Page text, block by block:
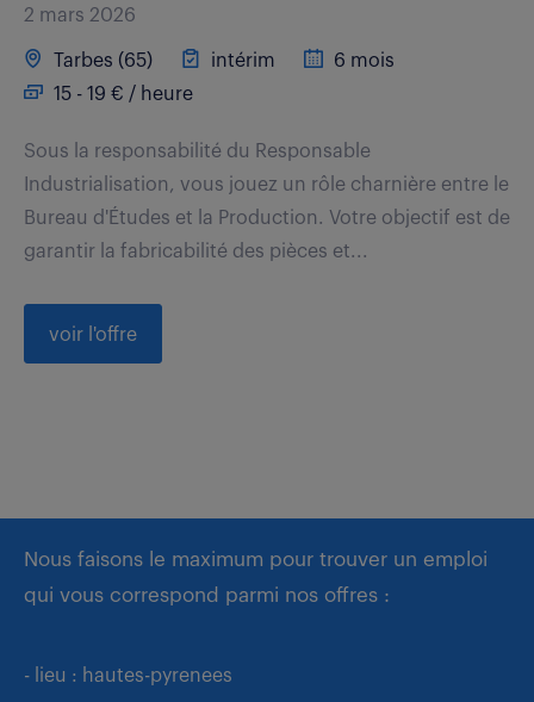
2 mars 2026
Tarbes (65) intérim
6 mois
15 - 19 € / heure
Sous la responsabilité du Responsable
Industrialisation, vous jouez un rôle charnière entre le
Bureau d'Études et la Production. Votre objectif est de
garantir la fabricabilité des pièces et...
voir l'offre
Nous faisons le maximum pour trouver un emploi
qui vous correspond parmi nos offres :
- lieu : hautes-pyrenees